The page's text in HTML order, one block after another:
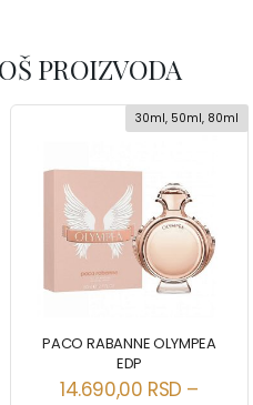
PROIZVODA
30ml, 50ml, 80ml
PACO RABANNE OLYMPEA
EDP
14.690,00 RSD –